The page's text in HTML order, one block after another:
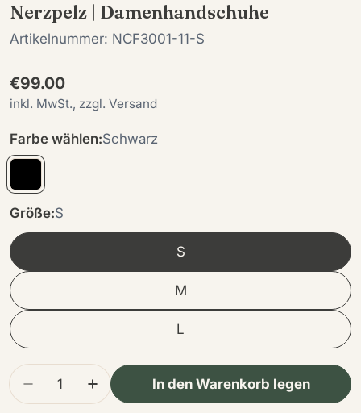
Nerzpelz | Damenhandschuhe
Artikelnummer: NCF3001-11-S
Regulärer
Preis
€99.00
inkl. MwSt., zzgl. Versand
Farbe wählen:Schwarz
Größe:S
S
M
L
Menge
Menge für Kimberly | Lederhandschuhe |
Menge für Kimberly |
In den Warenkorb legen